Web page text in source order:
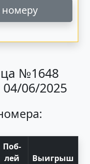
№1648
04/06/2025
Поб-
лей
Выигрыш